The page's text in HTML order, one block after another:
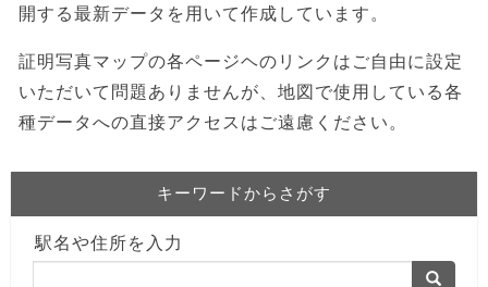
開する最新データを用いて作成しています。
証明写真マップの各ページヘのリンクはご自由に設定
いただいて問題ありませんが、地図で使用している各
種データへの直接アクセスはご遠慮ください。
キーワードからさがす
駅名や住所を入力